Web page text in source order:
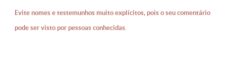
Evite nomes e testemunhos muito explícitos, pois o seu comentário
pode ser visto por pessoas conhecidas.